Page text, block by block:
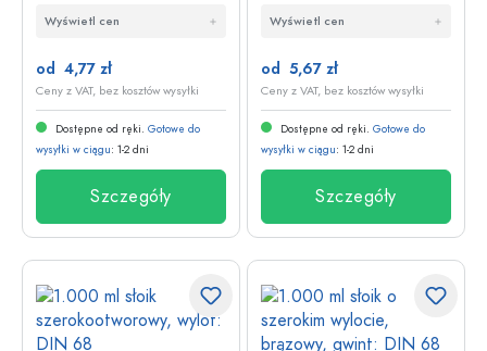
40
Wyświetl cen
od 4,77 zł
Ceny z VAT, bez kosztów wysyłki
Dostępne od ręki. Gotowe do
wysyłki w ciągu: 1-2 dni
Szczegóły
40
Wyświetl cen
od 5,67 zł
Ceny z VAT, bez kosztów wysyłki
Dostępne od ręki. Gotowe do
wysyłki w ciągu: 1-2 dni
Szczegóły